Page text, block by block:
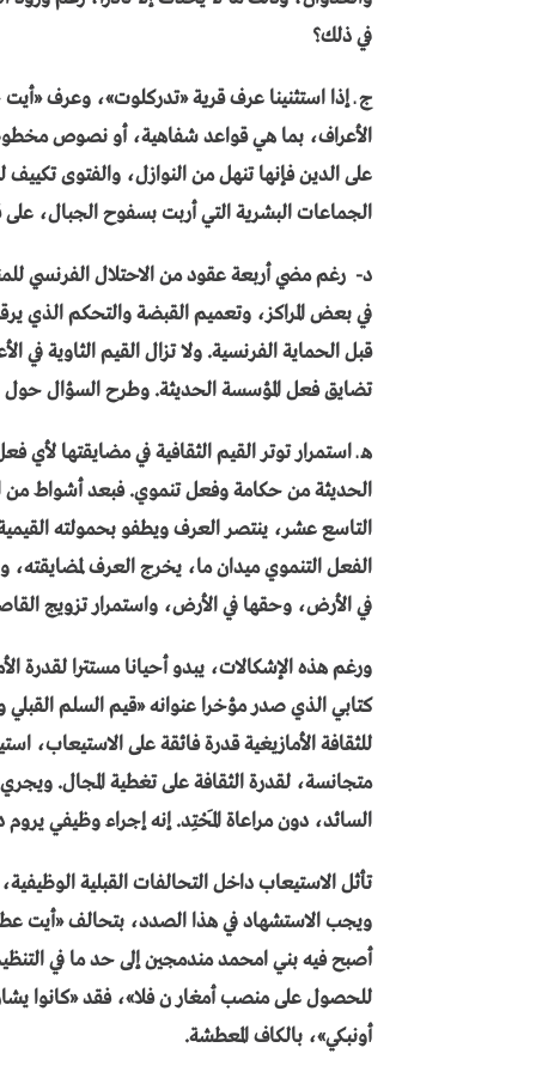
في ذلك؟
ج ـ إذا استثنينا عرف قرية «تدركلوت»، وعرف
الأعراف، بما هي قواعد شفاهية، أو نصوص
على الدين فإنها تنهل من النوازل، والفتوى
الجماعات البشرية التي أربت بسفوح الجبال، على
د- رغم مضي أربعة عقود من الاحتلال الفرنسي
في بعض المراكز، وتعميم القبضة والتحكم الذي
قبل الحماية الفرنسية. ولا تزال القيم الثاوية في
تضايق فعل المؤسسة الحديثة. وطرح السؤال حول
هـ ـ استمرار توتر القيم الثقافية في مضايقتها
الحديثة من حكامة وفعل تنموي. فبعد أشواط من
التاسع عشر، ينتصر العرف ويطفو بحمولته
الفعل التنموي ميدان ما، يخرج العرف لمضايقته،
في الأرض، وحقها في الأرض، واستمرار تزويج
ورغم هذه الإشكالات، يبدو أحيانا مستترا لقدرة
كتابي الذي صدر مؤخرا عنوانه «قيم السلم
للثقافة الأمازيغية قدرة فائقة على الاستيعاب،
السائد، دون مراعاة المَحْتِد. إنه إجراء وظيفي
تأثل الاستيعاب داخل التحالفات القبلية
ويجب الاستشهاد في هذا الصدد، بتحالف «أيت
أصبح فيه بني امحمد مندمجين إلى حد ما في
للحصول على منصب أمغار ن فلا»، فقد «كانوا
أونبكي»، بالكاف المعطشة.